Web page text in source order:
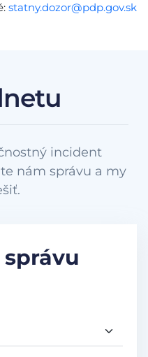
statny.dozor@pdp.gov.sk
incident
nám správu a my